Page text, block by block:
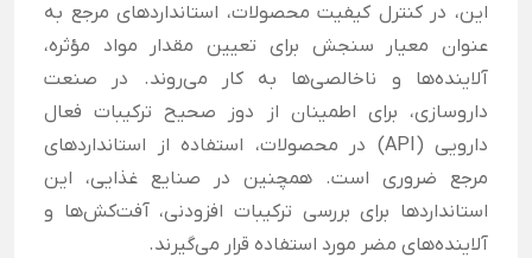
این، در کنترل کیفیت محصولات، استانداردهای مرجع به
عنوان معیار سنجش برای تعیین مقدار مواد مؤثره،
آلاینده‌ها و ناخالصی‌ها به کار می‌روند. در صنعت
داروسازی، برای اطمینان از دوز صحیح ترکیبات فعال
دارویی (API) در محصولات، استفاده از استانداردهای
مرجع ضروری است. همچنین در صنایع غذایی، این
استانداردها برای بررسی ترکیبات افزودنی، آفت‌کش‌ها و
آلاینده‌های مضر مورد استفاده قرار می‌گیرند.